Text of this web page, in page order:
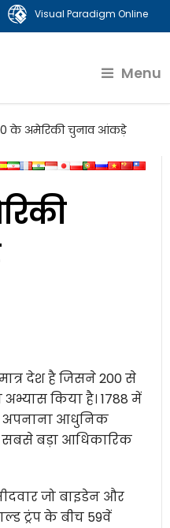
Visual Paradigm Online
Menu
के अमेरिकी चुनाव आंकड़े
देश है जिसने 200 से
किया है। 1788 में
अपनाना आधुनिक
सबसे बड़ा आधिकारिक
जो बाइडेन और
ट्रंप के बीच 59वें